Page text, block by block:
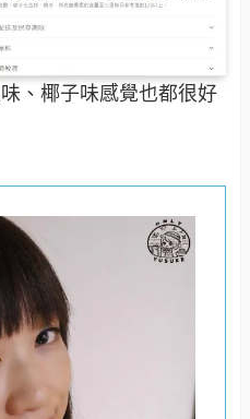
、椰子味感覺也都很好